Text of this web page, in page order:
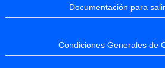
Documentación para
Condiciones Generales de